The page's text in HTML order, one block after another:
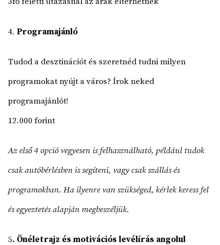
4. Programajánló
Tudod a desztinációt és szeretnéd tudni milyen
programokat nyújt a város? Írok neked
programajánlót!
12.000 forint
Az első 4 opció vegyesen is felhasználható, például tudok
csak autóbérlésben is segíteni, vagy csak szállás és
programokban. Ha ilyenre van szükséged, kérlek keress fel
és egyeztetés alapján megbeszéljük.
5. Önéletrajz és motivációs levélírás angolul